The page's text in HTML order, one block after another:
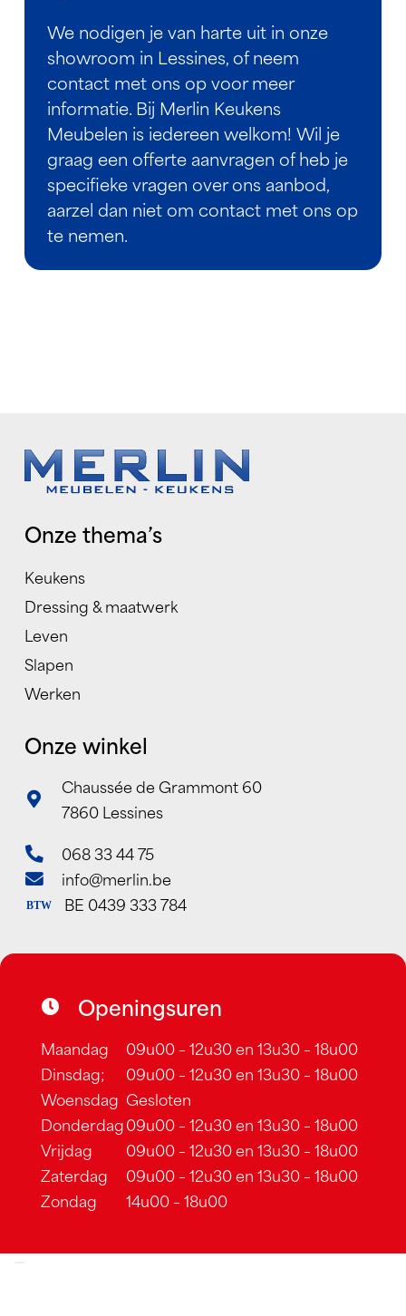
We nodigen je van harte uit in onze
showroom in Lessines, of neem
contact met ons op voor meer
informatie. Bij Merlin Keukens
Meubelen is iedereen welkom! Wil je
graag een offerte aanvragen of heb je
specifieke vragen over ons aanbod,
aarzel dan niet om contact met ons op
te nemen.
Onze thema’s
Keukens
Dressing & maatwerk
Leven
Slapen
Werken
Onze winkel
Chaussée de Grammont 60
7860 Lessines
068 33 44 75
info@merlin.be
BTW BE 0439 333 784
Openingsuren
Maandag
09u00 – 12u30 en 13u30 – 18u00
Dinsdag;
09u00 – 12u30 en 13u30 – 18u00
Woensdag Gesloten
Donderdag09u00 – 12u30 en 13u30 – 18u00
Vrijdag
09u00 – 12u30 en 13u30 – 18u00
Zaterdag
09u00 – 12u30 en 13u30 – 18u00
Zondag
14u00 – 18u00